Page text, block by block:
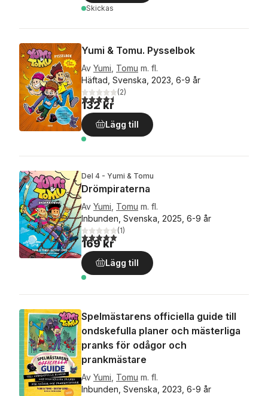
Skickas
Yumi & Tomu. Pysselbok
Av Yumi Tomu m. fl.
Häftad, Svenska, 2023, 6-9 år
4,5utav 5 stjärnor. Totalt antal röster:
(2)
132 kr
Lägg till
Del 4 - Yumi & Tomu
Drömpiraterna
Av Yumi Tomu m. fl.
Inbunden, Svenska, 2025, 6-9 år
5,0utav 5 stjärnor. Totalt antal röster:
(1)
169 kr
Lägg till
Spelmästarens officiella guide till
ondskefulla planer och mästerliga
pranks för odågor och
prankmästare
Av Yumi Tomu m. fl.
Inbunden, Svenska, 2023, 6-9 år